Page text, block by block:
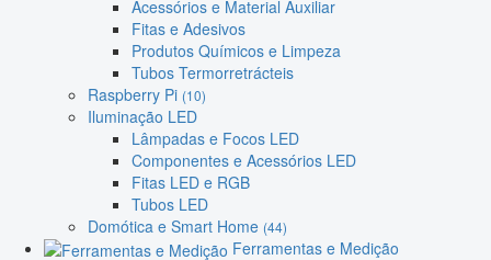
Acessórios e Material Auxiliar
Fitas e Adesivos
Produtos Químicos e Limpeza
Tubos Termorretrácteis
Raspberry Pi (10)
Iluminação LED
Lâmpadas e Focos LED
Componentes e Acessórios LED
Fitas LED e RGB
Tubos LED
Domótica e Smart Home (44)
Ferramentas e Medição